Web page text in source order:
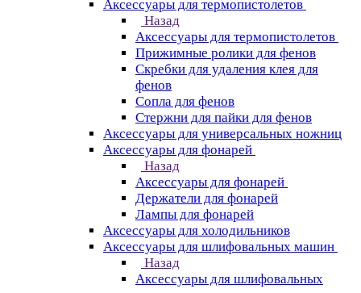
Аксессуары для термопистолетов
Назад
Аксессуары для термопистолетов
Прижимные ролики для фенов
Скребки для удаления клея для
фенов
Сопла для фенов
Стержни для пайки для фенов
Аксессуары для универсальных ножниц
Аксессуары для фонарей
Назад
Аксессуары для фонарей
Держатели для фонарей
Лампы для фонарей
Аксессуары для холодильников
Аксессуары для шлифовальных машин
Назад
Аксессуары для шлифовальных